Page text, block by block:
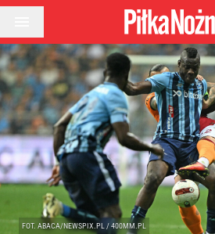
Przejdź do treści
FOT. ABACA/NEWSPIX.PL / 400MM.PL